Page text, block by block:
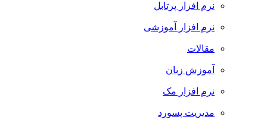
نرم افزار پرتابل
نرم افزار آموزشی
مقالات
آموزش زبان
نرم افزار مک
مدیریت پسورد